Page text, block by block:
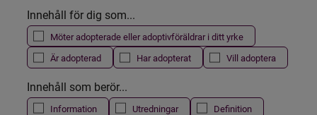
Innehåll för dig som...
Möter adopterade eller adoptivföräldrar i ditt yrke
Är adopterad
Har adopterat Vill adoptera
Innehåll som berör...
Information Utredningar
Definition